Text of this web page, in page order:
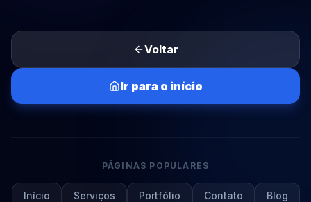
Voltar
Ir para o início
PÁGINAS POPULARES
Início Serviços Portfólio Contato Blog